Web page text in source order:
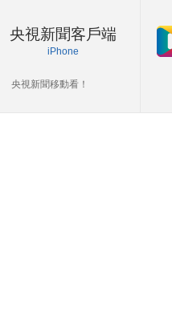
央視新聞客戶端
iPhone
央視新聞移動看！